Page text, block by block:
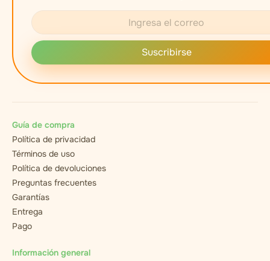
Suscribirse
Guía de compra
Política de privacidad
Términos de uso
Política de devoluciones
Preguntas frecuentes
Garantías
Entrega
Pago
Información general